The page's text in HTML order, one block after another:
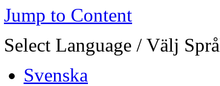
Jump to Content
Select Language / Välj
Svenska